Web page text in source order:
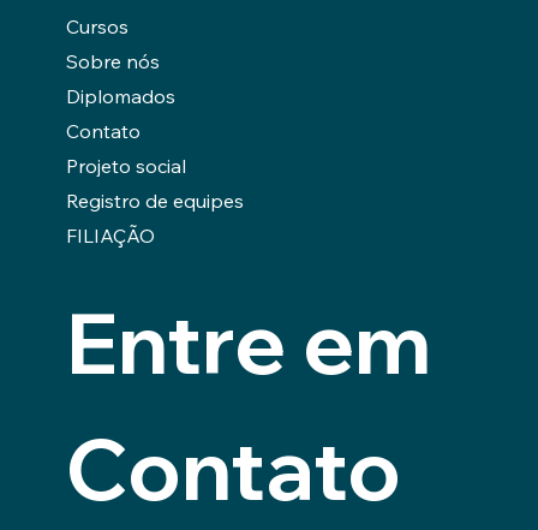
Cursos
Sobre nós
Diplomados
Contato
Projeto social
Registro de equipes
FILIAÇÃO
Entre em
Contato